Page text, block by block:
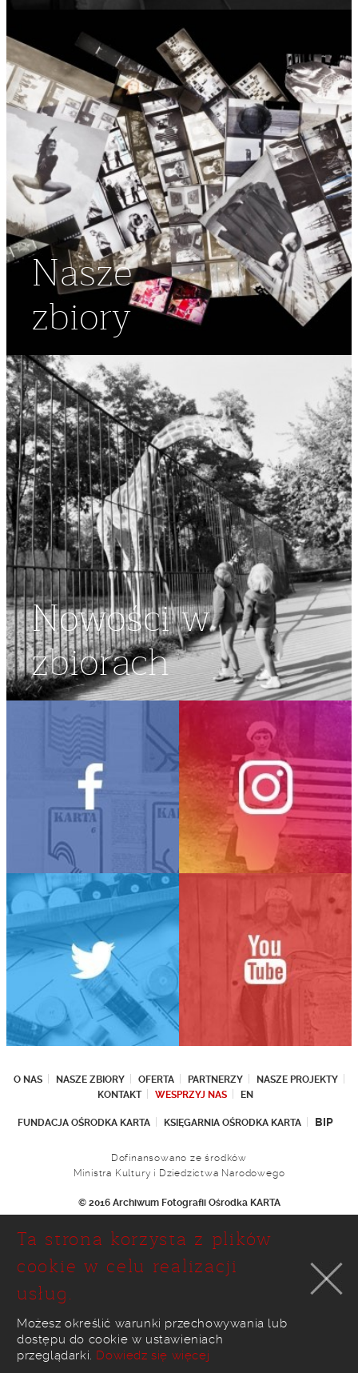
Nasze
zbiory
Nowości w
zbiorach
O NAS NASZE ZBIORY OFERTA PARTNERZY
NASZE PROJEKTY
KONTAKT
WESPRZYJ NAS EN
FUNDACJA OŚRODKA KARTA KSIĘGARNIA OŚRODKA KARTA BIP
Dofinansowano ze środków
Ministra Kultury i Dziedzictwa Narodowego
© 2016 Archiwum Fotografii Ośrodka KARTA
Ul. Narbutta 29
02-536 Warszawa
tel.: (+48 22) 646 36 90
e-mail: foto@karta.org.pl
realizacja:Ideo
Ta strona korzysta z plików
cookie w celu realizacji
usług.
Możesz określić warunki przechowywania lub
dostępu do cookie w ustawieniach
przeglądarki. Dowiedz się więcej